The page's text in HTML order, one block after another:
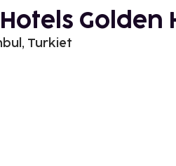
Hotels Golden
Turkiet